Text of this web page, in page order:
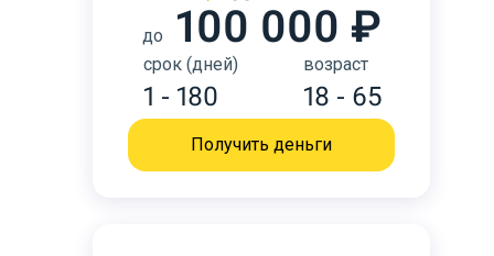
до 100 000 ₽
срок (дней)
1 - 180
возраст
18 - 65
Получить деньги